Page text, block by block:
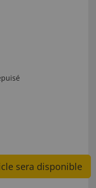
sera disponible